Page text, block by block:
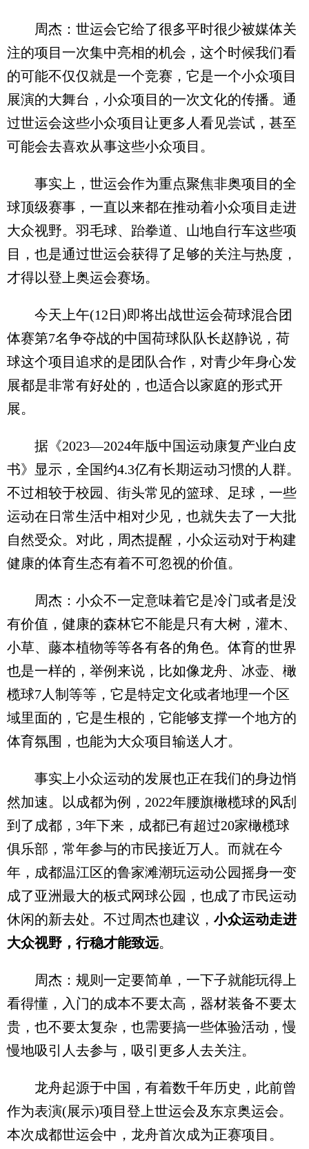
周杰：世运会它给了很多平时很少被媒体关
注的项目一次集中亮相的机会，这个时候我们看
的可能不仅仅就是一个竞赛，它是一个小众项目
展演的大舞台，小众项目的一次文化的传播。通
过世运会这些小众项目让更多人看见尝试，甚至
可能会去喜欢从事这些小众项目。
事实上，世运会作为重点聚焦非奥项目的全
球顶级赛事，一直以来都在推动着小众项目走进
大众视野。羽毛球、跆拳道、山地自行车这些项
目，也是通过世运会获得了足够的关注与热度，
才得以登上奥运会赛场。
今天上午(12日)即将出战世运会荷球混合团
体赛第7名争夺战的中国荷球队队长赵静说，荷
球这个项目追求的是团队合作，对青少年身心发
展都是非常有好处的，也适合以家庭的形式开
展。
据《2023―2024年版中国运动康复产业白皮
书》显示，全国约4.3亿有长期运动习惯的人群。
不过相较于校园、街头常见的篮球、足球，一些
运动在日常生活中相对少见，也就失去了一大批
自然受众。对此，周杰提醒，小众运动对于构建
健康的体育生态有着不可忽视的价值。
周杰：小众不一定意味着它是冷门或者是没
有价值，健康的森林它不能是只有大树，灌木、
小草、藤本植物等等各有各的角色。体育的世界
也是一样的，举例来说，比如像龙舟、冰壶、橄
榄球7人制等等，它是特定文化或者地理一个区
域里面的，它是生根的，它能够支撑一个地方的
体育氛围，也能为大众项目输送人才。
事实上小众运动的发展也正在我们的身边悄
然加速。以成都为例，2022年腰旗橄榄球的风刮
到了成都，3年下来，成都已有超过20家橄榄球
俱乐部，常年参与的市民接近万人。而就在今
年，成都温江区的鲁家滩潮玩运动公园摇身一变
成了亚洲最大的板式网球公园，也成了市民运动
休闲的新去处。不过周杰也建议， 小众运动走进
大众视野，行稳才能致远。
周杰：规则一定要简单，一下子就能玩得上
看得懂，入门的成本不要太高，器材装备不要太
贵，也不要太复杂，也需要搞一些体验活动，慢
慢地吸引人去参与，吸引更多人去关注。
龙舟起源于中国，有着数千年历史，此前曾
作为表演(展示)项目登上世运会及东京奥运会。
本次成都世运会中，龙舟首次成为正赛项目。